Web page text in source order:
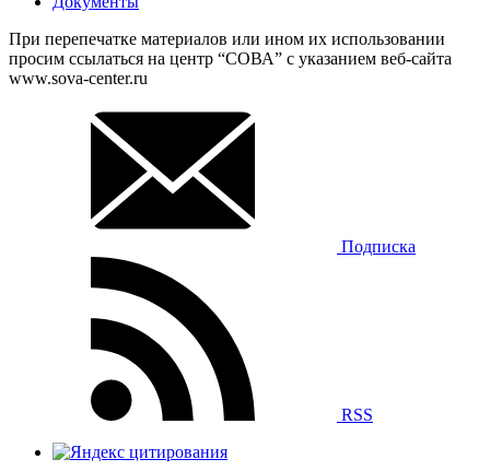
При перепечатке материалов или ином их использовании
просим ссылаться на центр “СОВА” с указанием веб-сайта
www.sova-center.ru
Подписка
RSS